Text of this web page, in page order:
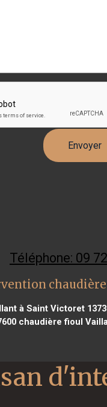
Téléphone: 09
à Saint Victoret
chaudière fioul